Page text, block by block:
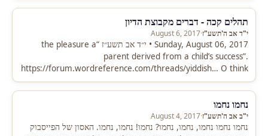
תהלים קכה - דברים מקבוצת הדיון
י"ד אב ה'תשע"ז·
August 6, 2017
Sunday, August 06, 2017 • י״ד אב תשע״ז “the pleasure a
parent derived from a child’s success”.
https://forum.wordreference.com/threads/yiddish… O think
pride might be the closest translation. “Make your…
נחמו נחמו
י"ב אב ה'תשע"ז·
August 4, 2017
נחמו נחמו נחמו, נחמו, נחמו? נחמו! נחמו, נחמו. האסון של הפייסבוק